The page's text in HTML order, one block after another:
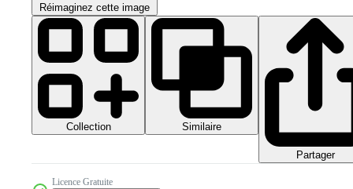
Réimaginez cette image
Collection Similaire
Partager
Licence Gratuite